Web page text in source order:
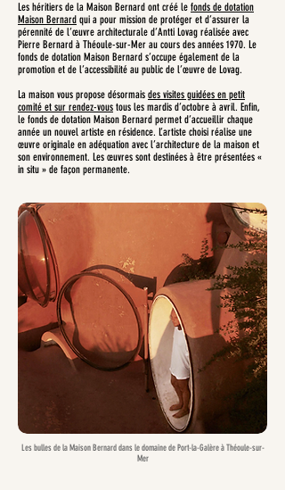
Les héritiers de la Maison Bernard ont créé le fonds de dotation
Maison Bernard qui a pour mission de protéger et d’assurer la
pérennité de l’œuvre architecturale d’Antti Lovag réalisée avec
Pierre Bernard à Théoule-sur-Mer au cours des années 1970. Le
fonds de dotation Maison Bernard s’occupe également de la
promotion et de l’accessibilité au public de l’œuvre de Lovag.
La maison vous propose désormais des visites guidées en petit
comité et sur rendez-vous tous les mardis d’octobre à avril. Enfin,
le fonds de dotation Maison Bernard permet d’accueillir chaque
année un nouvel artiste en résidence. L’artiste choisi réalise une
œuvre originale en adéquation avec l’architecture de la maison et
son environnement. Les œuvres sont destinées à être présentées «
in situ » de façon permanente.
Les bulles de la Maison Bernard dans le domaine de Port-la-Galère à Théoule-sur-
Mer